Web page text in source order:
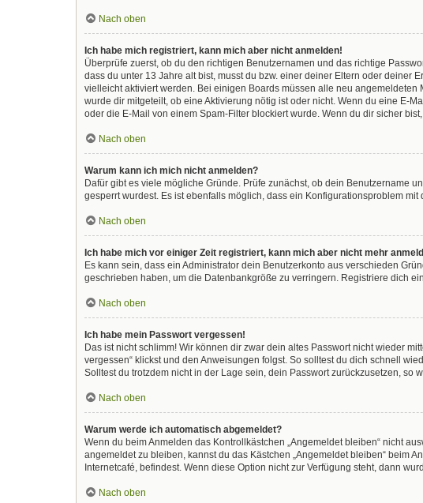
Nach oben
Ich habe mich registriert, kann mich aber nicht anmelden!
Überprüfe zuerst, ob du den richtigen Benutzernamen und das richtige
dass du unter 13 Jahre alt bist, musst du bzw. einer deiner Eltern oder deiner
vielleicht aktiviert werden. Bei einigen Boards müssen alle neu
wurde dir mitgeteilt, ob eine Aktivierung nötig ist oder nicht. Wenn du eine E-
oder die E-Mail von einem Spam-Filter blockiert wurde. Wenn du dir sicher
Nach oben
Warum kann ich mich nicht anmelden?
Dafür gibt es viele mögliche Gründe. Prüfe zunächst, ob dein Benutzername
gesperrt wurdest. Es ist ebenfalls möglich, dass ein Konfigurationsproblem
Nach oben
Ich habe mich vor einiger Zeit registriert, kann mich aber nicht mehr
Es kann sein, dass ein Administrator dein Benutzerkonto aus verschieden
geschrieben haben, um die Datenbankgröße zu verringern. Registriere dich
Nach oben
Ich habe mein Passwort vergessen!
Das ist nicht schlimm! Wir können dir zwar dein altes Passwort nicht wieder
vergessen“ klickst und den Anweisungen folgst. So solltest du dich schnell
Solltest du trotzdem nicht in der Lage sein, dein Passwort zurückzusetzen, so
Nach oben
Warum werde ich automatisch abgemeldet?
Wenn du beim Anmelden das Kontrollkästchen „Angemeldet bleiben“ nicht
angemeldet zu bleiben, kannst du das Kästchen „Angemeldet bleiben“ beim
Internetcafé, befindest. Wenn diese Option nicht zur Verfügung steht, dann
Nach oben